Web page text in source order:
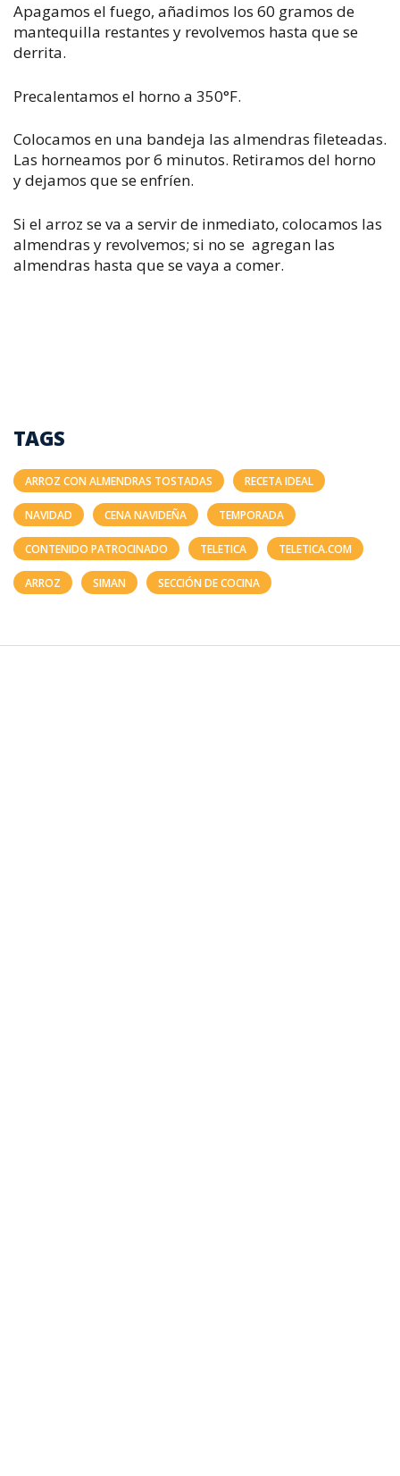
Apagamos el fuego, añadimos los 60 gramos de
mantequilla restantes y revolvemos hasta que se
derrita.
Precalentamos el horno a 350°F.
Colocamos en una bandeja las almendras fileteadas.
Las horneamos por 6 minutos. Retiramos del horno
y dejamos que se enfríen.
Si el arroz se va a servir de inmediato, colocamos las
almendras y revolvemos; si no se agregan las
almendras hasta que se vaya a comer.
TAGS
ARROZ CON ALMENDRAS TOSTADAS RECETA IDEAL
NAVIDAD CENA NAVIDEÑA TEMPORADA
CONTENIDO PATROCINADO TELETICA TELETICA.COM
ARROZ SIMAN SECCIÓN DE COCINA